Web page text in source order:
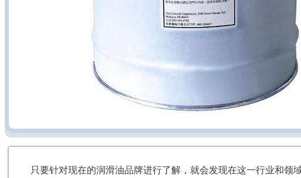
只要针对现在的润滑油品牌进行了解，就会发现在这一行业和